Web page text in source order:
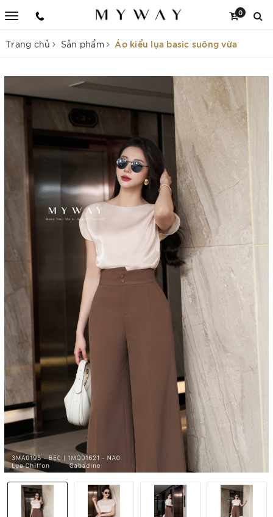
0
Trang chủ Sản phẩm Áo kiểu lụa basic suông vừa